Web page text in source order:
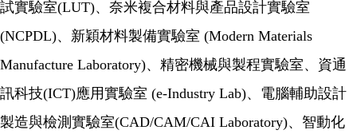
試實驗室(LUT)、奈米複合材料與產品設計實驗室
(NCPDL)、新穎材料製備實驗室 (Modern Materials
Manufacture Laboratory)、精密機械與製程實驗室、資通
訊科技(ICT)應用實驗室 (e-Industry Lab)、電腦輔助設計
製造與檢測實驗室(CAD/CAM/CAI Laboratory)、智動化